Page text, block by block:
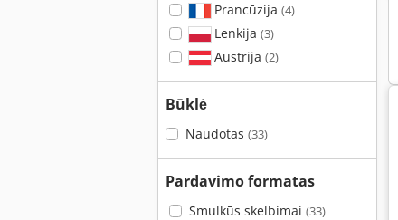
Prancūzija (4)
Lenkija (3)
Austrija (2)
Būklė
Naudotas (33)
Pardavimo formatas
Smulkūs skelbimai (33)
Hamm 3518